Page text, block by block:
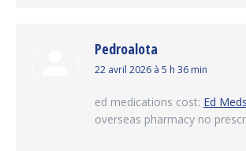
Pedroalota
dit
22 avril 2026 à 5 h 36 min
ed medications cost: Ed
overseas pharmacy no